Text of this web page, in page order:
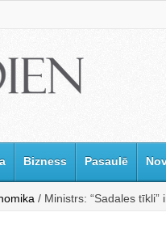
Bizness Pasaulē
/ Ministrs: “Sadales